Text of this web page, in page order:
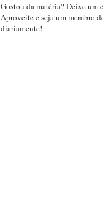
Gostou da matéria? Deixe um
Aproveite e seja um membro
diariamente!